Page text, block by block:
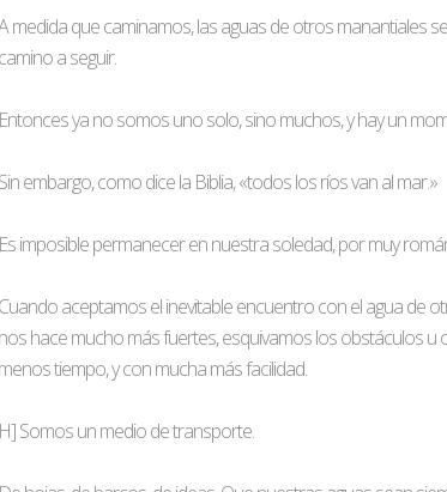
medida que caminamos, las aguas de otros manantiales
camino a seguir.
Entonces ya no somos uno solo, sino muchos, y hay un
Sin embargo, como dice la Biblia, «todos los ríos van al mar.»
Es imposible permanecer en nuestra soledad, por muy
Cuando aceptamos el inevitable encuentro con el agua de
nos hace mucho más fuertes, esquivamos los obstáculos
menos tiempo, y con mucha más facilidad.
H] Somos un medio de transporte.